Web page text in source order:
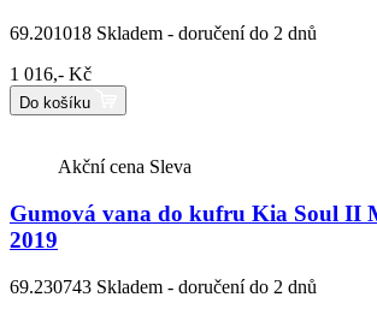
69.201018 Skladem - doručení do 2 dnů
1 016,- Kč
Do košíku
Akční cena Sleva
Gumová vana do kufru Kia Soul II
2019
69.230743 Skladem - doručení do 2 dnů